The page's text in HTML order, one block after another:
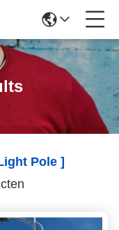
Pole ]